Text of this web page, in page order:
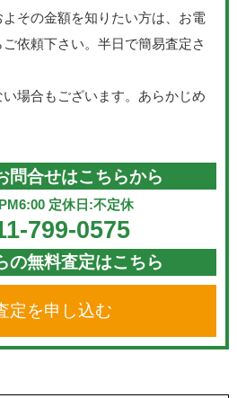
その金額を知りたい方は、お電
依頼下さい。半日で簡易査定さ
場合もございます。あらかじめ
問合せはこちらから
定休日:不定休
799-0575
の無料査定はこちら
定を申し込む